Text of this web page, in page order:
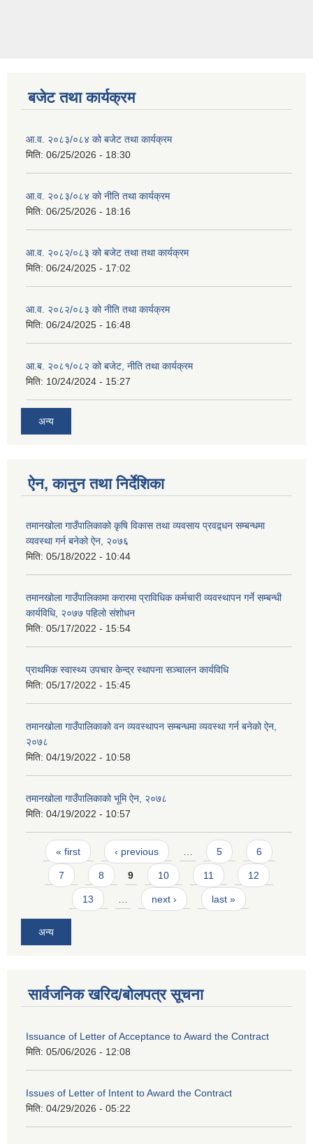
बजेट तथा कार्यक्रम
आ.व. २०८३/०८४ को बजेट तथा कार्यक्रम
मिति: 06/25/2026 - 18:30
आ.व. २०८३/०८४ को नीति तथा कार्यक्रम
मिति: 06/25/2026 - 18:16
आ.व. २०८२/०८३ को बजेट तथा तथा कार्यक्रम
मिति: 06/24/2025 - 17:02
आ.व. २०८२/०८३ को नीति तथा कार्यक्रम
मिति: 06/24/2025 - 16:48
आ.ब. २०८१/०८२ को बजेट, नीति तथा कार्यक्रम
मिति: 10/24/2024 - 15:27
अन्य
ऐन, कानुन तथा निर्देशिका
तमानखोला गाउँपालिकाको कृषि विकास तथा व्यवसाय प्रवद्र्धन सम्बन्धमा
व्यवस्था गर्न बनेको ऐन, २०७६
मिति: 05/18/2022 - 10:44
तमानखोला गाउँपालिकामा करारमा प्राविधिक कर्मचारी व्यवस्थापन गर्ने सम्बन्धी
कार्यविधि, २०७७ पहिलो संशोधन
मिति: 05/17/2022 - 15:54
प्राथमिक स्वास्थ्य उपचार केन्द्र स्थापना सञ्चालन कार्यविधि
मिति: 05/17/2022 - 15:45
तमानखोला गाउँपालिकाको वन व्यवस्थापन सम्बन्धमा व्यवस्था गर्न बनेको ऐन,
२०७८
मिति: 04/19/2022 - 10:58
तमानखोला गाउँपालिकाको भूमि ऐन, २०७८
मिति: 04/19/2022 - 10:57
Pages
« first ‹ previous … 5 6
7 8 9 10 11 12
13 … next › last »
अन्य
सार्वजनिक खरिद/बोलपत्र सूचना
Issuance of Letter of Acceptance to Award the Contract
मिति: 05/06/2026 - 12:08
Issues of Letter of Intent to Award the Contract
मिति: 04/29/2026 - 05:22